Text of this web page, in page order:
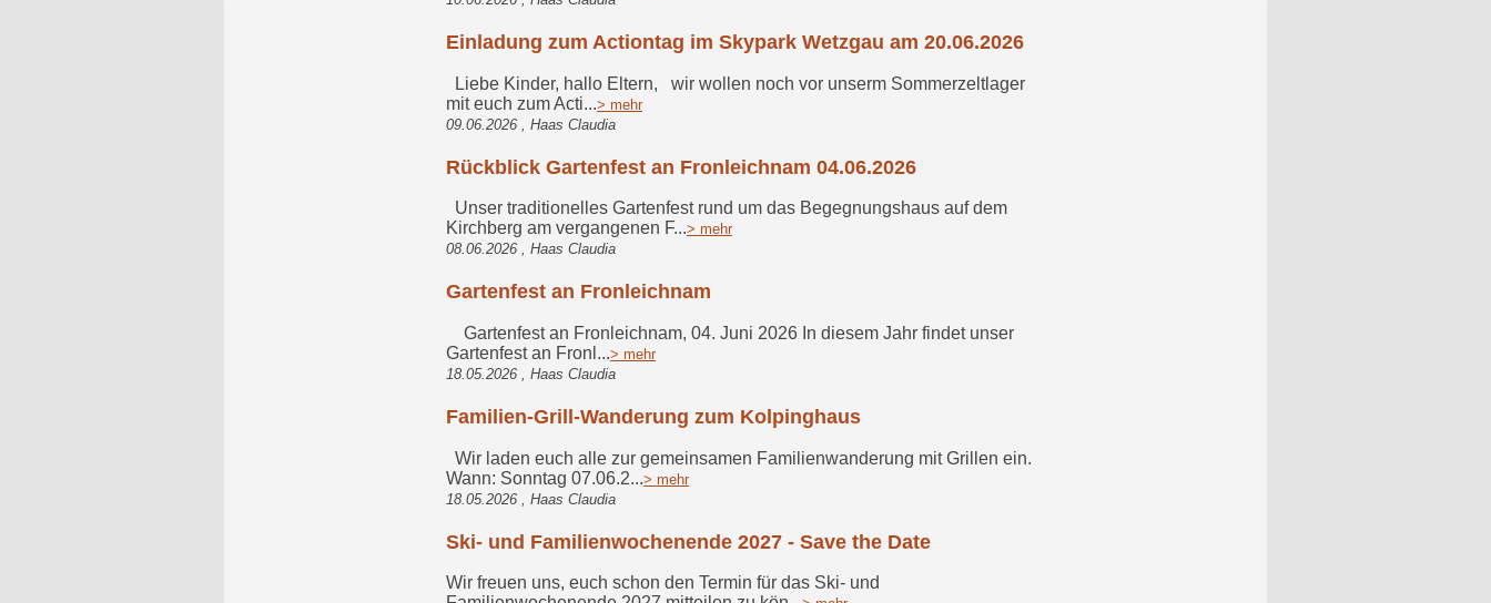
Einladung zum Actiontag im Skypark Wetzgau am 20.06.2026
Liebe Kinder, hallo Eltern, wir wollen noch vor unserm Sommerzeltlager
mit euch zum Acti...> mehr
09.06.2026 , Haas Claudia
Rückblick Gartenfest an Fronleichnam 04.06.2026
Unser traditionelles Gartenfest rund um das Begegnungshaus auf dem
Kirchberg am vergangenen F...> mehr
08.06.2026 , Haas Claudia
Gartenfest an Fronleichnam
Gartenfest an Fronleichnam, 04. Juni 2026 In diesem Jahr findet unser
Gartenfest an Fronl...> mehr
18.05.2026 , Haas Claudia
Familien-Grill-Wanderung zum Kolpinghaus
Wir laden euch alle zur gemeinsamen Familienwanderung mit Grillen ein.
Wann: Sonntag 07.06.2...> mehr
18.05.2026 , Haas Claudia
Ski- und Familienwochenende 2027 - Save the Date
Wir freuen uns, euch schon den Termin für das Ski- und